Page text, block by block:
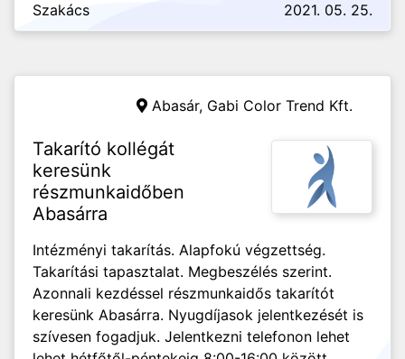
Szakács 2021. 05. 25.
Abasár, Gabi Color Trend Kft.
Takarító kollégát
keresünk
részmunkaidőben
Abasárra
Intézményi takarítás. Alapfokú végzettség.
Takarítási tapasztalat. Megbeszélés szerint.
Azonnali kezdéssel részmunkaidős takarítót
keresünk Abasárra. Nyugdíjasok jelentkezését is
szívesen fogadjuk. Jelentkezni telefonon lehet